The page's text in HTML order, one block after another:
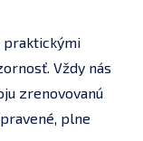
praktickými
Vždy nás
zrenovovanú
plne